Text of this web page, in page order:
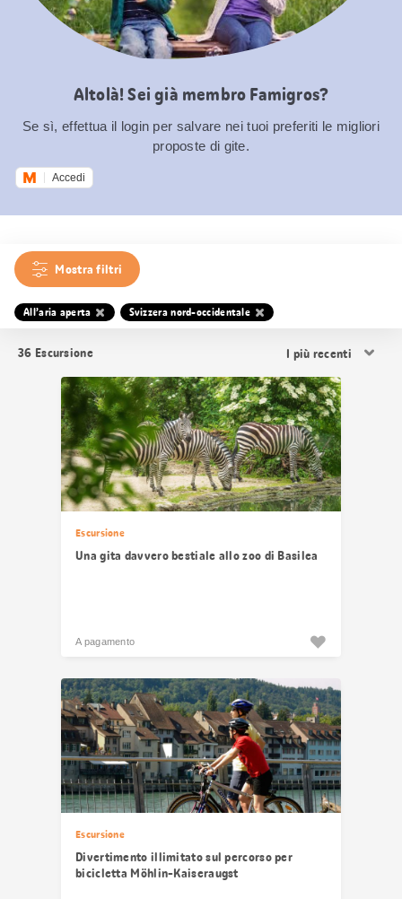
Altolà! Sei già membro Famigros?
Se sì, effettua il login per salvare nei tuoi preferiti le migliori
proposte di gite.
Accedi
Mostra filtri
All’aria aperta Svizzera nord-occidentale
36 Escursione
i
risultati
Escursione
Una gita davvero bestiale allo zoo di Basilea
A pagamento
Escursione
Divertimento illimitato sul percorso per
bicicletta Möhlin-Kaiseraugst